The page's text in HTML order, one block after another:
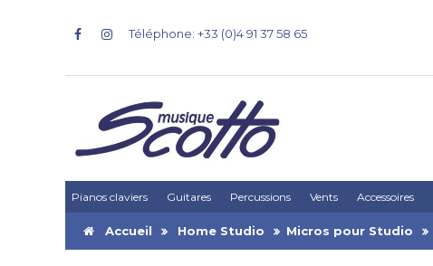
Téléphone: +33 (0)4 91 37 58 65
Pianos claviers Guitares Percussions Vents Accessoires
Accueil Home Studio Micros pour Studio